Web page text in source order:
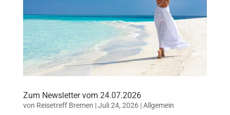
Zum Newsletter vom 24.07.2026
von Reisetreff Bremen |Juli 24, 2026|Allgemein